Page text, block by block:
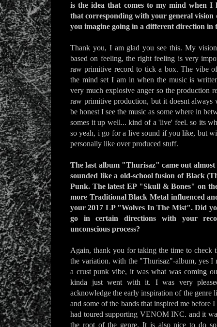
is the idea that comes to my mind when I
that corresponding with your general
you imagine going in a different direction in
Thank you, I am glad you see this. My
based on feeling, the right feeling is very
raw primitive record to tick a box. The vibe
the mind set I am in when the music is
very much explosive anger so the production
raw primitive production, but it doesnt
be honest I see the music as some where in
somes it up well... kind of a 'live' feel. so its
so yeah, i go for a live sound if you like, but
personally like over produced stuff.
The last album "Thurisaz" came out almost
sounded like a old-school fusion of Black
Punk. The latest EP "Skull & Bones" on
more Traditional Black Metal influenced
your 2017 LP "Wolves In The Mist". Did
go in certain directions with your
unconscious process?
Again, thank you for taking the time to check
the variation. with the "Thurisaz"-album, yes I
a crust punk vibe, it was what was coming
kinda just went with it. I was very
acknowledge the early inspiration of the
and some of the bands that inspired me before
had toured supporting VENOM INC. and it
the root of the genre. It is also nice to do